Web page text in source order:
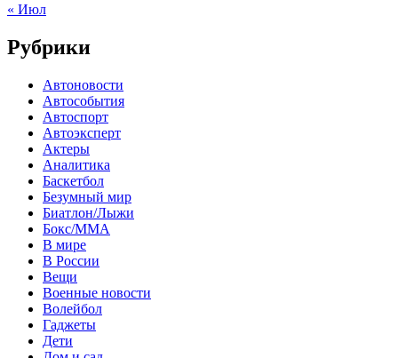
« Июл
Рубрики
Автоновости
Автособытия
Автоспорт
Автоэксперт
Актеры
Аналитика
Баскетбол
Безумный мир
Биатлон/Лыжи
Бокс/MMA
В мире
В России
Вещи
Военные новости
Волейбол
Гаджеты
Дети